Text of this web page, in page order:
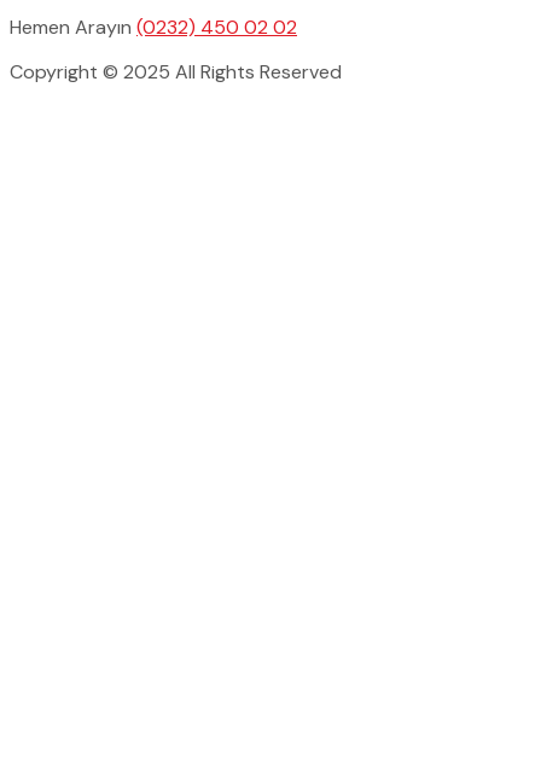
Hemen Arayın (0232) 450 02 02
Copyright © 2025 All Rights Reserved